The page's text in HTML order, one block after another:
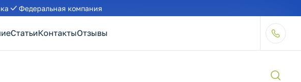
Федеральная компания
СтатьиКонтактыОтзывы